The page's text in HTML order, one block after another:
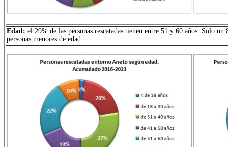
Edad: el 29% de las personas rescatadas tienen entre 51 y 60 años. Solo un
personas menores de edad.